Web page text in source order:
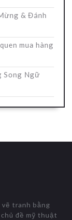
& Đánh
mua hàng
Song Ngữ
tranh bằng
đề mỹ thuật